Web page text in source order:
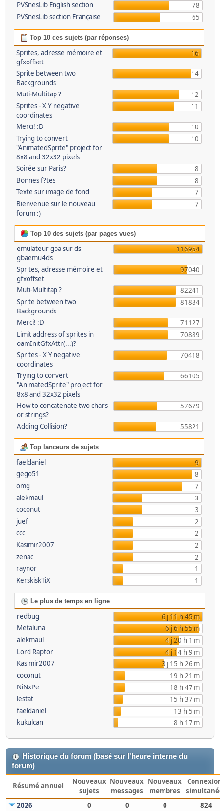
PVSnesLib English section
78
PVSnesLib section Française
65
Top 10 des sujets (par réponses)
Sprites, adresse mémoire et
gfxoffset
16
Sprite between two
Backgrounds
14
Muti-Multitap ?
12
Sprites - X Y negative
coordinates
11
Merci! :D
10
Trying to convert
"AnimatedSprite" project for
8x8 and 32x32 pixels
10
Soirée sur Paris?
8
Bonnes f?tes
8
Texte sur image de fond
7
Bienvenue sur le nouveau
forum :)
7
Top 10 des sujets (par pages vues)
emulateur gba sur ds:
gbaemu4ds
116954
Sprites, adresse mémoire et
gfxoffset
97040
Muti-Multitap ?
82241
Sprite between two
Backgrounds
81884
Merci! :D
71127
Limit address of sprites in
oamInitGfxAttr(...)?
70889
Sprites - X Y negative
coordinates
70418
Trying to convert
"AnimatedSprite" project for
8x8 and 32x32 pixels
66105
How to concatenate two chars
or strings?
57679
Adding Collision? 55821
Top lanceurs de sujets
faeldaniel
9
gego51
8
omg
7
alekmaul
3
coconut
3
juef
2
ccc
2
Kasimir2007
2
zenac
2
raynor
1
KerskiskTiX
1
Le plus de temps en ligne
redbug
6 j 11 h 45 m
Metaluna
6 j 6 h 55 m
alekmaul
4 j 20 h 1 m
Lord Raptor
4 j 14 h 9 m
Kasimir2007
3 j 15 h 26 m
coconut
19 h 21 m
NiNxPe
18 h 47 m
lestat
15 h 37 m
faeldaniel
13 h 5 m
kukulcan
8 h 17 m
Historique du forum (basé sur l'heure interne du
forum)
Résumé annuel
Nouveaux
sujets
Nouveaux
messages
Nouveaux
membres
2026
0 0 0 824